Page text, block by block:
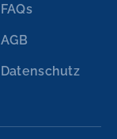
FAQs
AGB
Datenschutz